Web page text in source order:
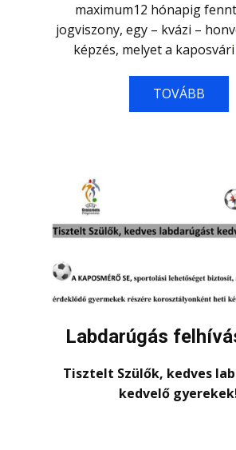
maximum12 hónapig
jogviszony, egy – kvázi –
képzés, melyet a kaposvári
TOVÁBB
Labdarúgás
Tisztelt Szülők, kedves
kedvelő